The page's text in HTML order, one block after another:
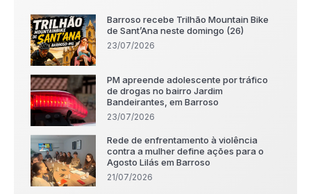
Barroso recebe Trilhão Mountain Bike
de Sant’Ana neste domingo (26)
23/07/2026
PM apreende adolescente por tráfico
de drogas no bairro Jardim
Bandeirantes, em Barroso
23/07/2026
Rede de enfrentamento à violência
contra a mulher define ações para o
Agosto Lilás em Barroso
21/07/2026